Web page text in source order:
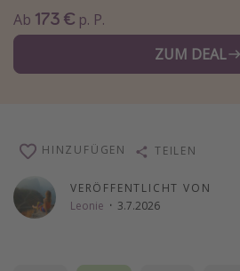
Strandurlaub
Weitere Themen
Reise Journal
Ab 173 € p. P.
ZUM DEAL
VERÖFFENTLICHT VON
Leonie · 3.7.2026
HINZUFÜGEN TEILEN